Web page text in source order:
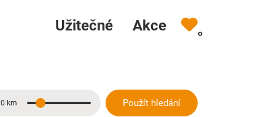
Užitečné Akce 0
km Použít hledání